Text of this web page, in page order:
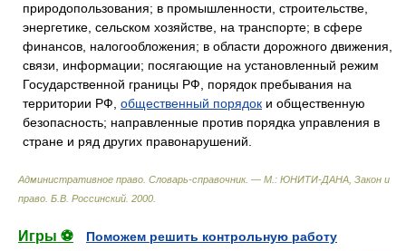
природопользования; в промышленности, строительстве,
энергетике, сельском хозяйстве, на транспорте; в сфере
финансов, налогообложения; в области дорожного движения,
связи, информации; посягающие на установленный режим
Государственной границы РФ, порядок пребывания на
территории РФ, общественный порядок и общественную
безопасность; направленные против порядка управления в
стране и ряд других правонарушений.
Административное право. Словарь-справочник. — М.: ЮНИТИ-ДАНА, Закон и
право Б.В. Россинский 2000
Игры ⚽
Поможем решить контрольную работу